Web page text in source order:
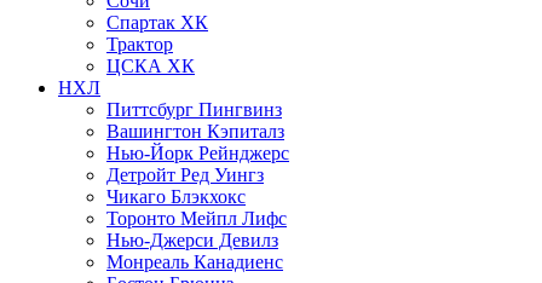
Спартак ХК
Трактор
ЦСКА ХК
НХЛ
Питтсбург Пингвинз
Вашингтон Кэпиталз
Нью-Йорк Рейнджерс
Детройт Ред Уингз
Чикаго Блэкхокс
Торонто Мейпл Лифс
Нью-Джерси Девилз
Монреаль Канадиенс